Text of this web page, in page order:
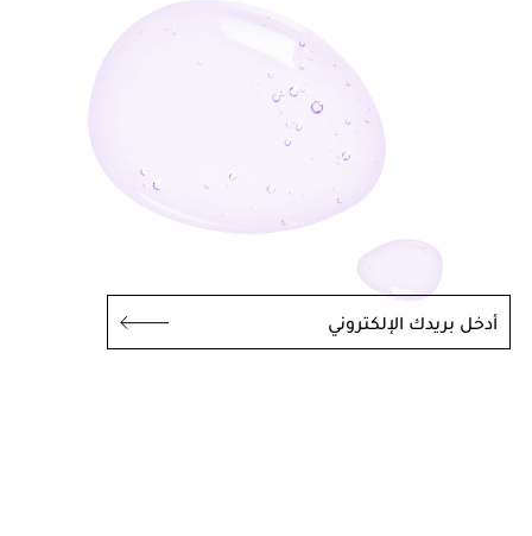
أدخل بريدك الإلكتروني